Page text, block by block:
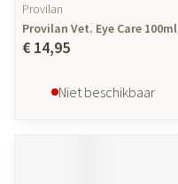
Provilan
Provilan Vet. Eye Care 100ml
€ 14,95
Niet beschikbaar